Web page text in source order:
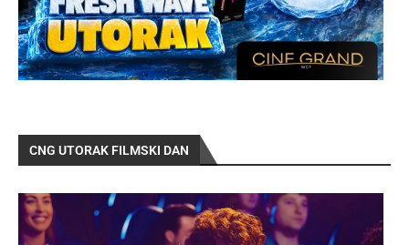
CNG UTORAK FILMSKI DAN